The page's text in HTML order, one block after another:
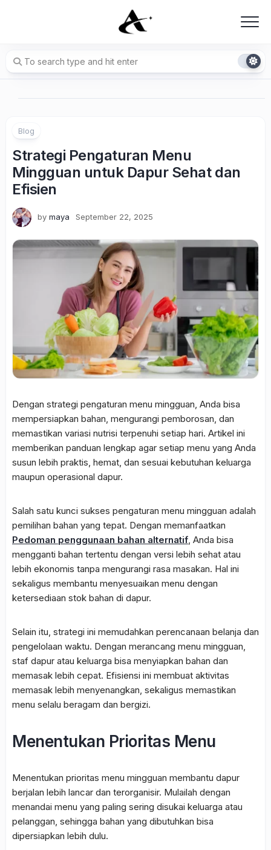
Blog
Strategi Pengaturan Menu
Mingguan untuk Dapur Sehat dan
Efisien
by maya September 22, 2025
Dengan strategi pengaturan menu mingguan, Anda bisa
mempersiapkan bahan, mengurangi pemborosan, dan
memastikan variasi nutrisi terpenuhi setiap hari. Artikel ini
memberikan panduan lengkap agar setiap menu yang Anda
susun lebih praktis, hemat, dan sesuai kebutuhan keluarga
maupun operasional dapur.
Salah satu kunci sukses pengaturan menu mingguan adalah
pemilihan bahan yang tepat. Dengan memanfaatkan
Pedoman penggunaan bahan alternatif , Anda bisa
mengganti bahan tertentu dengan versi lebih sehat atau
lebih ekonomis tanpa mengurangi rasa masakan. Hal ini
sekaligus membantu menyesuaikan menu dengan
ketersediaan stok bahan di dapur.
Selain itu, strategi ini memudahkan perencanaan belanja dan
pengelolaan waktu. Dengan merancang menu mingguan,
staf dapur atau keluarga bisa menyiapkan bahan dan
memasak lebih cepat. Efisiensi ini membuat aktivitas
memasak lebih menyenangkan, sekaligus memastikan
menu selalu beragam dan bergizi.
Menentukan Prioritas Menu
Menentukan prioritas menu mingguan membantu dapur
berjalan lebih lancar dan terorganisir. Mulailah dengan
menandai menu yang paling sering disukai keluarga atau
pelanggan, sehingga bahan yang dibutuhkan bisa
dipersiapkan lebih dulu.